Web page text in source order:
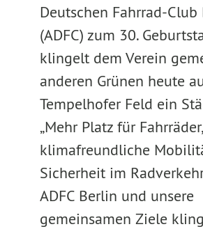
Deutschen Fahrrad-Club
(ADFC) zum 30.
klingelt dem Verein
anderen Grünen heute
Tempelhofer Feld ein
„Mehr Platz für Fahrräder,
klimafreundliche
Sicherheit im
ADFC Berlin und unsere
gemeinsamen Ziele